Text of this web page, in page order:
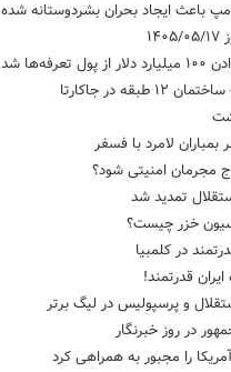
باعث ایجاد بحران بشردوستانه شده
شد
در جاکارتا
لامرد با فسفر
مجرمان امنیتی شود؟
تمدید شد
خزر چیست؟
در کلمبیا
قدرتمند!
و پرسپولیس در لیگ برتر
در روز خبرنگار
را مجبور به همراهی کرد